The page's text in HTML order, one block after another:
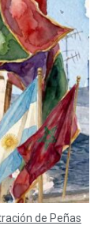
de Peñas